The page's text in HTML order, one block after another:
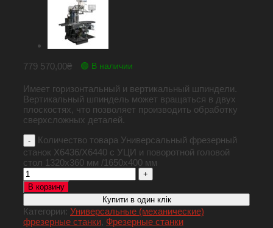
779 570,00₴ 🟢 В наличии
Имеет горизонтальный и вертикальный шпиндели.
Вертикальный шпиндель может вращаться в двух
плоскостях, что позволяет производить обработку
сверхсложных деталей.
Количество товара Универсальный фрезерный
станок Х6436/Х6440 с УЦИ и поворотной головой
стол 1320x360 мм /1650х400 мм
В корзину
Купити в один клік
Категории: Универсальные (механические)
фрезерные станки, Фрезерные станки